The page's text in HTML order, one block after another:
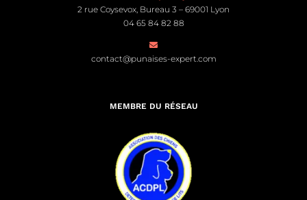
2 rue Coysevox, Bureau 3 – 69001 Lyon
04 65 84 82 88
contact@punaises-expert.com
MEMBRE DU RÉSEAU